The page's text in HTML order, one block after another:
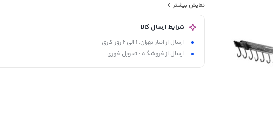
ریل ساچمه ای
قابل نصب به دیواره کمد
نمایش بیشتر
شرایط ارسال کالا
ارسال از انبار تهران: 1 الی 2 روز کاری
ارسال از فروشگاه : تحویل فوری